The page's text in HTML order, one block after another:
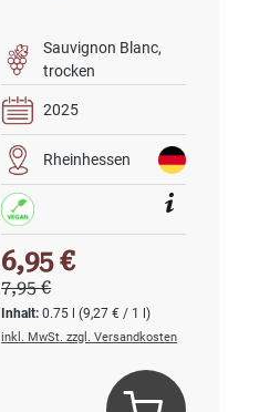
Sauvignon Blanc
trocken
2025
Rheinhessen
Inhalt:0.75 l(9,27 € / 1 l)
Verkaufspreis:
6,95 €
Regulärer Preis:
7,95 €
inkl. MwSt. zzgl. Versandkosten